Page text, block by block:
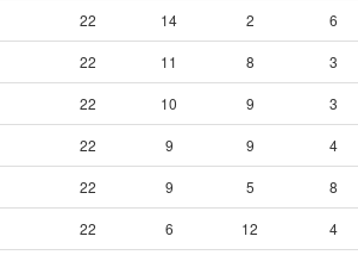
22 14 2 6
22 11 8 3
22 10 9 3
22 9 9 4
22 9 5 8
22 6 12 4